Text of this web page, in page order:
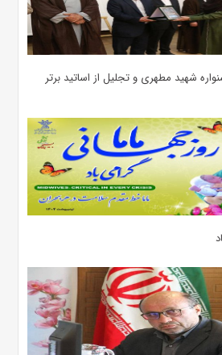
شهید مطهری و تجلیل از اساتید برتر